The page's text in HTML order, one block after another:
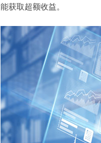
能获取超额收益。